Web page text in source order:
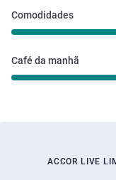
Comodidades
Café da manhã
ACCOR LIVE